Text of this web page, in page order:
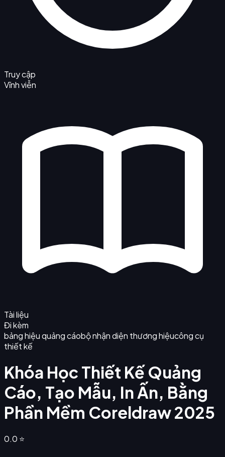
Truy cập
Vĩnh viễn
Tài liệu
Đi kèm
bảng hiệu quảng cáobộ nhận diện thương hiệucông cụ
thiết kế
Khóa Học Thiết Kế Quảng
Cáo, Tạo Mẫu, In Ấn, Bằng
Phần Mềm Coreldraw 2025
0.0 ⭐